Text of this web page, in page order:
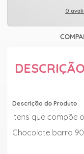
0
DESCRIÇÃO
Descrição do Produto
Itens que compõe
Chocolate barra